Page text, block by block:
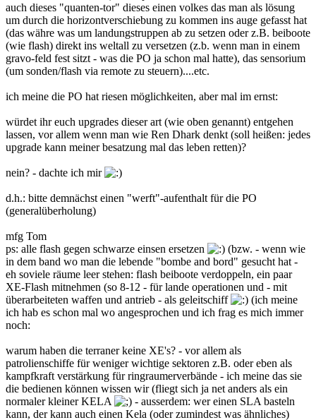
auch dieses "quanten-tor" dieses einen volkes das man als lösung
um durch die horizontverschiebung zu kommen ins auge gefasst hat
(das währe was um landungstruppen ab zu setzen oder z.B. beiboote
(wie flash) direkt ins weltall zu versetzen (z.b. wenn man in einem
gravo-feld fest sitzt - was die PO ja schon mal hatte), das sensorium
(um sonden/flash via remote zu steuern)....etc.
ich meine die PO hat riesen möglichkeiten, aber mal im ernst:
würdet ihr euch upgrades dieser art (wie oben genannt) entgehen
lassen, vor allem wenn man wie Ren Dhark denkt (soll heißen: jedes
upgrade kann meiner besatzung mal das leben retten)?
nein? - dachte ich mir
d.h.: bitte demnächst einen "werft"-aufenthalt für die PO
(generalüberholung)
mfg Tom
ps: alle flash gegen schwarze einsen ersetzen
(bzw. - wenn wie
in dem band wo man die lebende "bombe and bord" gesucht hat -
eh soviele räume leer stehen: flash beiboote verdoppeln, ein paar
XE-Flash mitnehmen (so 8-12 - für lande operationen und - mit
überarbeiteten waffen und antrieb - als geleitschiff
(ich meine
ich hab es schon mal wo angesprochen und ich frag es mich immer
noch:
warum haben die terraner keine XE's? - vor allem als
patrolienschiffe für weniger wichtige sektoren z.B. oder eben als
kampfkraft verstärkung für ringraumerverbände - ich meine das sie
die bedienen können wissen wir (fliegt sich ja net anders als ein
normaler kleiner KELA
- ausserdem: wer einen SLA basteln
kann, der kann auch einen Kela (oder zumindest was ähnliches)